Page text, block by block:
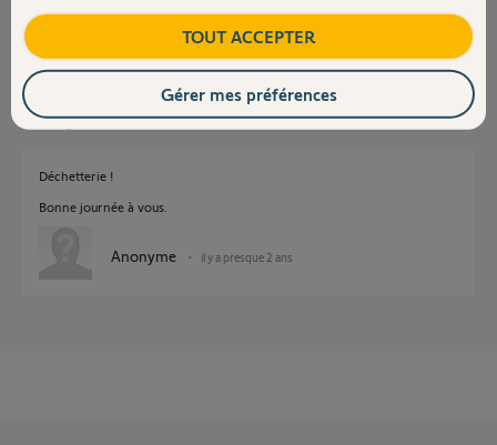
Participer au fil de discussion
Réponses
Déchetterie !
Bonne journée à vous.
Anonyme il y a presque 2 ans
TOUT ACCEPTER
Gérer mes préférences